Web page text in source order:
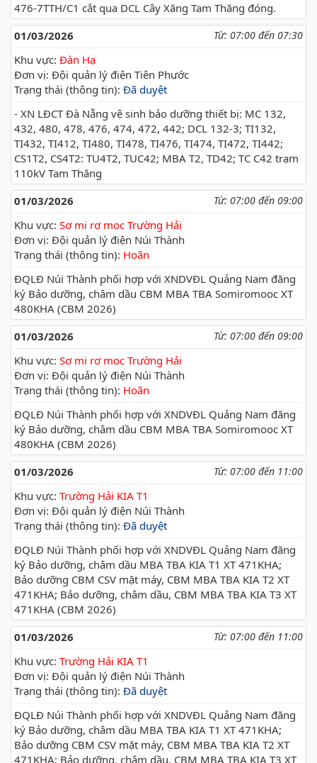
476-7TTH/C1 cắt qua DCL Cây Xăng Tam Thăng đóng.
01/03/2026
Từ: 07:00 đến 07:30
Khu vực: Đàn Hạ
Đơn vị: Đội quản lý điện Tiên Phước
Trạng thái (thông tin): Đã duyệt
- XN LĐCT Đà Nẵng vệ sinh bảo dưỡng thiết bị: MC 132,
432, 480, 478, 476, 474, 472, 442; DCL 132-3; TI132,
TI432, TI412, TI480, TI478, TI476, TI474, TI472, TI442;
CS1T2, CS4T2: TU4T2, TUC42; MBA T2, TD42; TC C42 trạm
110kV Tam Thăng
01/03/2026
Từ: 07:00 đến 09:00
Khu vực: Sơ mi rơ moc Trường Hải
Đơn vị: Đội quản lý điện Núi Thành
Trạng thái (thông tin): Hoãn
ĐQLĐ Núi Thành phối hợp với XNDVĐL Quảng Nam đăng
ký Bảo dưỡng, châm dầu CBM MBA TBA Somiromooc XT
480KHA (CBM 2026)
01/03/2026
Từ: 07:00 đến 09:00
Khu vực: Sơ mi rơ moc Trường Hải
Đơn vị: Đội quản lý điện Núi Thành
Trạng thái (thông tin): Hoãn
ĐQLĐ Núi Thành phối hợp với XNDVĐL Quảng Nam đăng
ký Bảo dưỡng, châm dầu CBM MBA TBA Somiromooc XT
480KHA (CBM 2026)
01/03/2026
Từ: 07:00 đến 11:00
Khu vực: Trường Hải KIA T1
Đơn vị: Đội quản lý điện Núi Thành
Trạng thái (thông tin): Đã duyệt
ĐQLĐ Núi Thành phối hợp với XNDVĐL Quảng Nam đăng
ký Bảo dưỡng, châm dầu MBA TBA KIA T1 XT 471KHA;
Bảo dưỡng CBM CSV mặt máy, CBM MBA TBA KIA T2 XT
471KHA; Bảo dưỡng, châm dầu, CBM MBA TBA KIA T3 XT
471KHA (CBM 2026)
01/03/2026
Từ: 07:00 đến 11:00
Khu vực: Trường Hải KIA T1
Đơn vị: Đội quản lý điện Núi Thành
Trạng thái (thông tin): Đã duyệt
ĐQLĐ Núi Thành phối hợp với XNDVĐL Quảng Nam đăng
ký Bảo dưỡng, châm dầu MBA TBA KIA T1 XT 471KHA;
Bảo dưỡng CBM CSV mặt máy, CBM MBA TBA KIA T2 XT
471KHA; Bảo dưỡng, châm dầu, CBM MBA TBA KIA T3 XT